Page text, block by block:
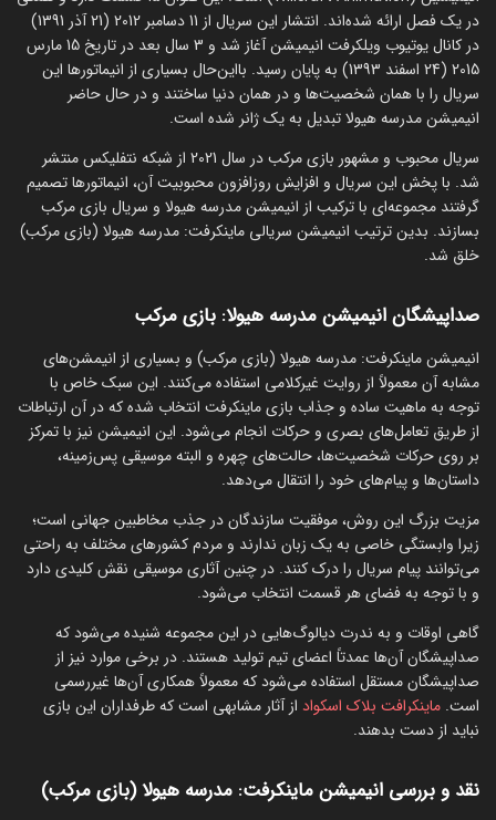
در یک فصل ارائه شده‌اند. انتشار این سریال از 11 دسامبر 2012 (21 آذر 1391)
در کانال یوتیوب ویلکرفت انیمیشن آغاز شد و 3 سال بعد در تاریخ 15 مارس
2015 (24 اسفند 1393) به پایان رسید. بااین‌حال بسیاری از انیماتورها این
سریال را با همان شخصیت‌ها و در همان دنیا ساختند و در حال حاضر
انیمیشن مدرسه هیولا تبدیل به یک ژانر شده است.
سریال محبوب و مشهور بازی مرکب در سال 2021 از شبکه نتفلیکس منتشر
شد. با پخش این سریال و افزایش روزافزون محبوبیت آن، انیماتورها تصمیم
گرفتند مجموعه‌ای با ترکیب از انیمیشن مدرسه هیولا و سریال بازی مرکب
بسازند. بدین ترتیب انیمیشن سریالی ماینکرفت: مدرسه هیولا (بازی مرکب)
خلق شد.
صداپیشگان انیمیشن مدرسه هیولا: بازی مرکب
انیمیشن ماینکرفت: مدرسه هیولا (بازی مرکب) و بسیاری از انیمشن‌های
مشابه آن معمولاً از روایت غیرکلامی استفاده می‌کنند. این سبک خاص با
توجه به ماهیت ساده و جذاب بازی ماینکرفت انتخاب شده که در آن ارتباطات
از طریق تعامل‌های بصری و حرکات انجام می‌شود. این انیمیشن نیز با تمرکز
بر روی حرکات شخصیت‌ها، حالت‌های چهره و البته موسیقی پس‌زمینه،
داستان‌ها و پیام‌های خود را انتقال می‌دهد.
مزیت بزرگ این روش، موفقیت سازندگان در جذب مخاطبین جهانی است؛
زیرا وابستگی خاصی به یک زبان ندارند و مردم کشورهای مختلف به راحتی
می‌توانند پیام سریال را درک کنند. در چنین آثاری موسیقی نقش کلیدی دارد
و با توجه به فضای هر قسمت انتخاب می‌شود.
گاهی اوقات و به ندرت دیالوگ‌هایی در این مجموعه شنیده می‌شود که
صداپیشگان آن‌ها عمدتاً اعضای تیم تولید هستند. در برخی موارد نیز از
صداپیشگان مستقل استفاده می‌شود که معمولاً همکاری آن‌ها غیررسمی
است. ماینکرافت بلاک اسکواد از آثار مشابهی است که طرفداران این بازی
نباید از دست بدهند.
نقد و بررسی انیمیشن ماینکرفت: مدرسه هیولا (بازی مرکب)